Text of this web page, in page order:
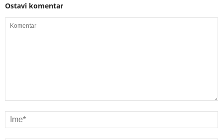
Ostavi komentar